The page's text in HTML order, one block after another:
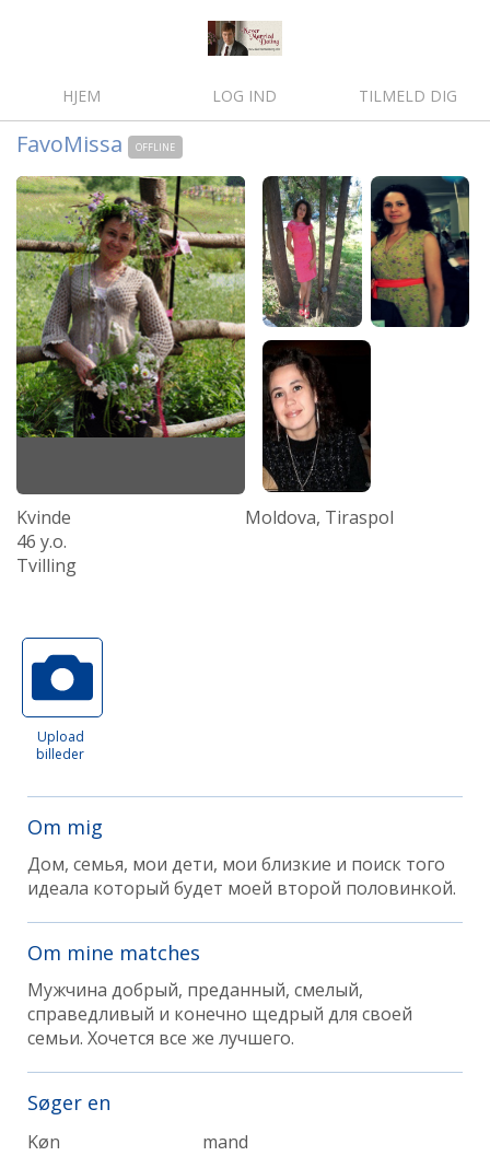
HJEM LOG IND TILMELD DIG
FavoMissa OFFLINE
Kvinde
46 y.o.
Tvilling
Moldova, Tiraspol
Upload
billeder
Om mig
Дом, семья, мои дети, мои близкие и поиск того
идеала который будет моей второй половинкой.
Om mine matches
Мужчина добрый, преданный, смелый,
справедливый и конечно щедрый для своей
семьи. Хочется все же лучшего.
Søger en
Køn
mand